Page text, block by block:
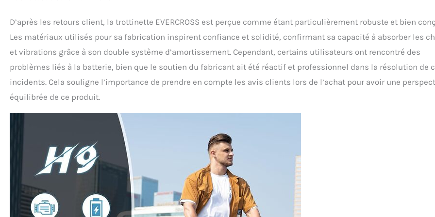
D’après les retours client, la trottinette EVERCROSS est perçue comme étant particulièrement robuste et bien
Les matériaux utilisés pour sa fabrication inspirent confiance et solidité, confirmant sa capacité à absorber les
et vibrations grâce à son double système d’amortissement. Cependant, certains utilisateurs ont rencontré des
problèmes liés à la batterie, bien que le soutien du fabricant ait été réactif et professionnel dans la résolution de
incidents. Cela souligne l’importance de prendre en compte les avis clients lors de l’achat pour avoir une
équilibrée de ce produit.